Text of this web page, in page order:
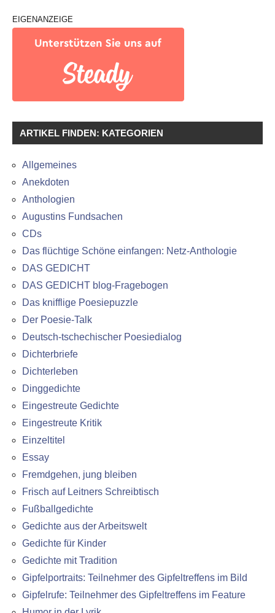
EIGENANZEIGE
ARTIKEL FINDEN: KATEGORIEN
Allgemeines
Anekdoten
Anthologien
Augustins Fundsachen
CDs
Das flüchtige Schöne einfangen: Netz-Anthologie
DAS GEDICHT
DAS GEDICHT blog-Fragebogen
Das knifflige Poesiepuzzle
Der Poesie-Talk
Deutsch-tschechischer Poesiedialog
Dichterbriefe
Dichterleben
Dinggedichte
Eingestreute Gedichte
Eingestreute Kritik
Einzeltitel
Essay
Fremdgehen, jung bleiben
Frisch auf Leitners Schreibtisch
Fußballgedichte
Gedichte aus der Arbeitswelt
Gedichte für Kinder
Gedichte mit Tradition
Gipfelportraits: Teilnehmer des Gipfeltreffens im Bild
Gipfelrufe: Teilnehmer des Gipfeltreffens im Feature